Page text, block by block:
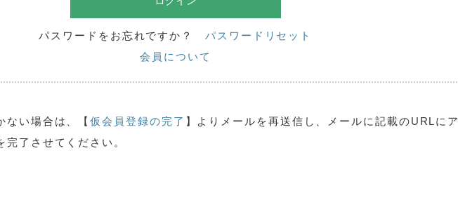
パスワードをお忘れですか？ パスワードリセット
会員について
ない場合は、【仮会員登録の完了 】よりメールを再送信し、メールに記載のURLにア
完了させてください。